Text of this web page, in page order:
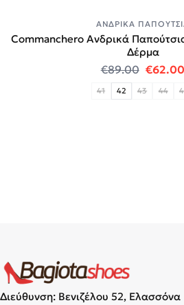
ΑΝΔΡΙΚΆ
Commanchero Ανδρικά
Δέρμα
€89.00 €62.00
41 42 43 44
Διεύθυνση: Βενιζέλου 52, Ελασσόνα